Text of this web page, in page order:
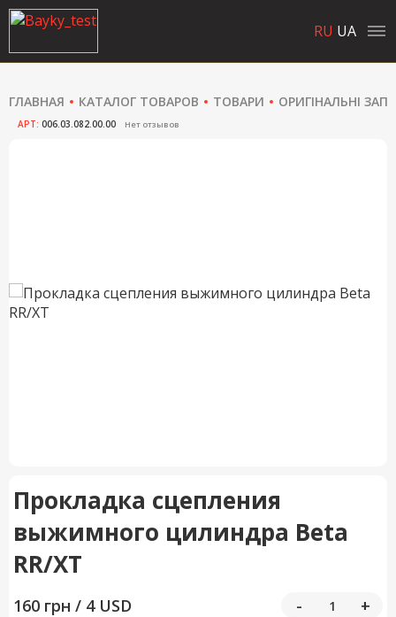
RU UA
ГЛАВНАЯ КАТАЛОГ ТОВАРОВ ТОВАРИ ОРИГІНАЛЬНІ
АРТ: 006.03.082.00.00 Нет отзывов
Прокладка сцепления
выжимного цилиндра Beta
RR/XT
160 грн / 4 USD - +